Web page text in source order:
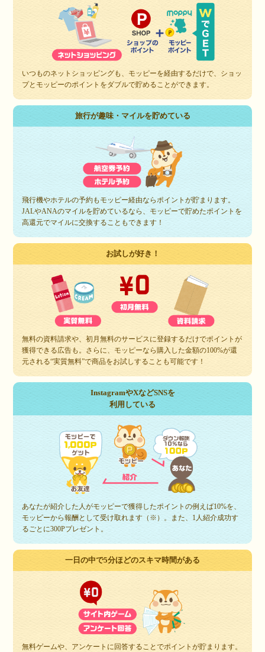
いつものネットショッピングも、モッピーを経由するだけで、ショッ
プとモッピーのポイントをダブルで貯めることができます。
旅行が趣味・マイルを貯めている
飛行機やホテルの予約もモッピー経由ならポイントが貯まります。
JALやANAのマイルを貯めているなら、モッピーで貯めたポイントを
高還元でマイルに交換することもできます！
お試しが好き！
無料の資料請求や、初月無料のサービスに登録するだけでポイントが
獲得できる広告も。さらに、モッピーなら購入した金額の100%が還
元される“実質無料”で商品をお試しすることも可能です！
InstagramやXなどSNSを
利用している
あなたが紹介した人がモッピーで獲得したポイントの例えば10%を、
モッピーから報酬として受け取れます（※）。また、1人紹介成功す
るごとに300Pプレゼント。
一日の中で5分ほどのスキマ時間がある
無料ゲームや、アンケートに回答することでポイントが貯まります。